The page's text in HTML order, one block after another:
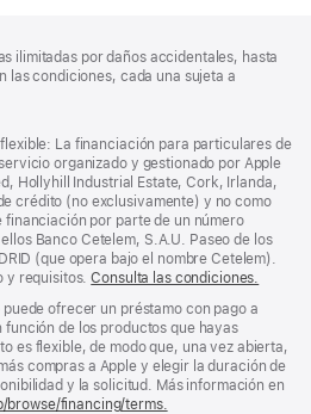
ilimitadas por daños accidentales, hasta
las condiciones, cada una sujeta a
La financiación para particulares de
organizado y gestionado por Apple
Hollyhill Industrial Estate, Cork, Irlanda,
crédito (no exclusivamente) y no como
por parte de un número
Banco Cetelem, S.A.U. Paseo de los
(que opera bajo el nombre Cetelem).
y requisitos.Consulta las condiciones.
ofrecer un préstamo con pago a
función de los productos que hayas
es flexible, de modo que, una vez abierta,
compras a Apple y elegir la duración de
y la solicitud. Más información en
browse/financing/terms.